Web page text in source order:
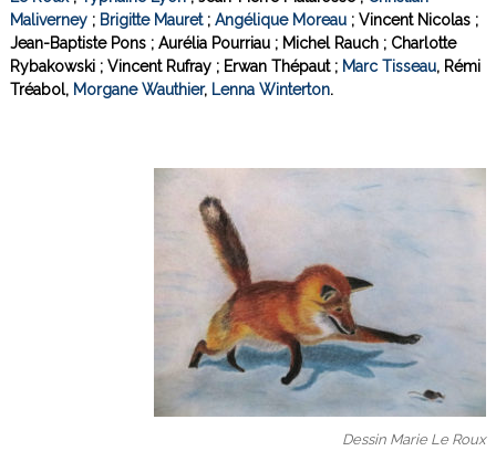
Maliverney; Brigitte Mauret; Angélique Moreau; Vincent Nicolas ;
Jean-Baptiste Pons ; Aurélia Pourriau ; Michel Rauch ; Charlotte
Rybakowski ; Vincent Rufray ; Erwan Thépaut ; Marc Tisseau, Rémi
Tréabol, Morgane Wauthier, Lenna Winterton.
Dessin Marie Le Roux